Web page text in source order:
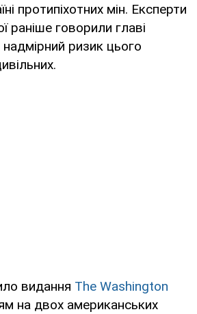
протипіхотних мін. Експерти
раніше говорили главі
ризик цього
видання The Washington
на двох американських